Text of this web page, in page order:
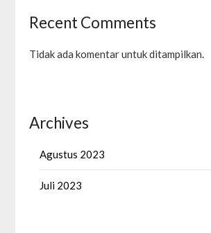
Recent Comments
Tidak ada komentar untuk ditampilkan.
Archives
Agustus 2023
Juli 2023